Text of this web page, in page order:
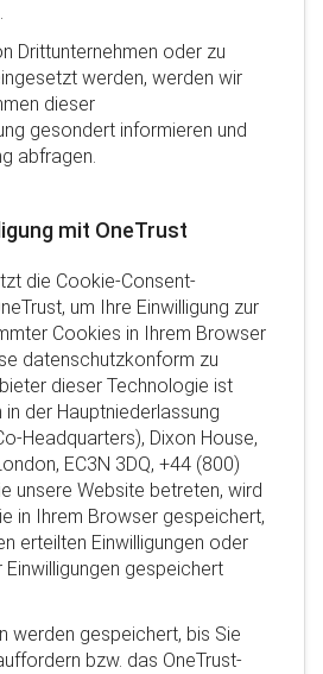
Drittunternehmen oder zu
werden, werden wir
dieser
gesondert informieren und
abfragen.
mit OneTrust
die Cookie-Consent-
um Ihre Einwilligung zur
Cookies in Ihrem Browser
datenschutzkonform zu
dieser Technologie ist
in der Hauptniederlassung
Headquarters), Dixon House,
EC3N 3DQ, +44 (800)
unsere Website betreten, wird
in Ihrem Browser gespeichert,
erteilten Einwilligungen oder
gespeichert
werden gespeichert, bis Sie
bzw. das OneTrust-